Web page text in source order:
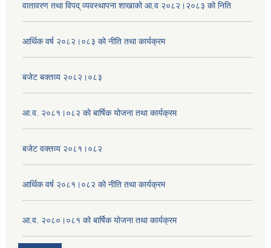
वातावरण तथा विपद् व्यवस्थापना शाखाको आ.व २०८२।२०८३ को निति
आर्थिक वर्ष २०८२।०८३ को नीति तथा कार्यक्रम
बजेट बक्तव्य २०८२।०८३
आ.व. २०८१।०८२ को बार्षिक योजना तथा कार्यक्रम
बजेट वक्तव्य २०८१।०८२
आर्थिक वर्ष २०८१।०८२ को नीति तथा कार्यक्रम
आ.व. २०८०।०८१ को बार्षिक योजना तथा कार्यक्रम